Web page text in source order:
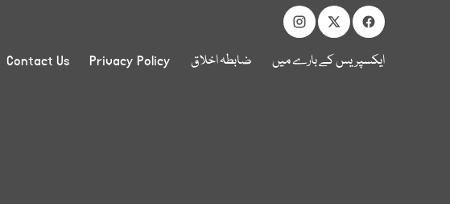
ایکسپریس کے بارے میں ضابطہ اخلاق Privacy Policy
Contact Us